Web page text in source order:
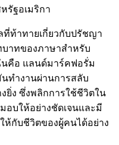
รัฐอเมริกา
ท้าทายเกี่ยวกับปรัชญา
บาทของภาษาสำหรับ
คือ แลนด์มาร์คฟอรั่ม
ทำงานผ่านการสลับ
ยิ่ง ซึ่งพลิกการใช้ชีวิตใน
บให้อย่างชัดเจนและมี
ห้กับชีวิตของผู้คนได้อย่าง